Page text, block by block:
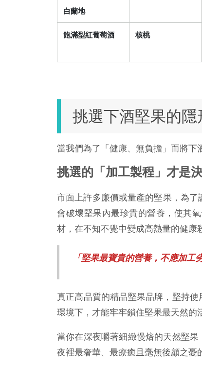
白蘭地
飽滿型紅葡萄酒 核桃
挑選下酒堅果的
當我們為了「健康、無負擔」而將下
挑選的「加工製程」才是
市面上許多廉價或量產的堅果，為
會破壞堅果內最珍貴的營養，使其
材，在不知不覺中變成高熱量的健康
「堅果最寶貴的營養，不應加工
真正高品質的精品堅果品牌，堅持使
環境下，才能牢牢鎖住堅果最天然的
當你在深夜嚼著細緻慢焙的天然堅
夜裡最奢華、最療癒且毫無後顧之憂